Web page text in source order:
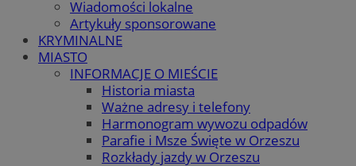
Wiadomości lokalne
Artykuły sponsorowane
KRYMINALNE
MIASTO
INFORMACJE O MIEŚCIE
Historia miasta
Ważne adresy i telefony
Harmonogram wywozu odpadów
Parafie i Msze Święte w Orzeszu
Rozkłady jazdy w Orzeszu